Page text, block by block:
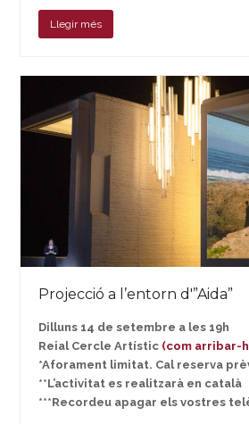
Llegir més
Projecció a l’entorn d'”Aida”
Dilluns 14 de setembre a les 19h
Reial Cercle Artístic (com arribar-
*Aforament limitat. Cal reserva
**L’activitat es realitzarà en català
***Recordeu apagar els vostres